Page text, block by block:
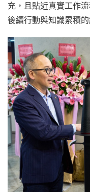
充，且貼近真實工作
後續行動與知識累積的